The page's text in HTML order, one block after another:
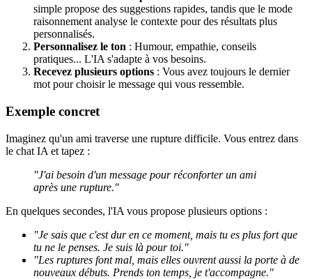
simple propose des suggestions rapides, tandis que le mode
raisonnement analyse le contexte pour des résultats plus
personnalisés.
Personnalisez le ton : Humour, empathie, conseils
pratiques... L'IA s'adapte à vos besoins.
Recevez plusieurs options : Vous avez toujours le dernier
mot pour choisir le message qui vous ressemble.
Exemple concret
Imaginez qu'un ami traverse une rupture difficile. Vous entrez dans
le chat IA et tapez :
"J'ai besoin d'un message pour réconforter un ami
après une rupture."
En quelques secondes, l'IA vous propose plusieurs options :
"Je sais que c'est dur en ce moment, mais tu es plus fort que
tu ne le penses. Je suis là pour toi."
"Les ruptures font mal, mais elles ouvrent aussi la porte à de
nouveaux débuts. Prends ton temps, je t'accompagne."